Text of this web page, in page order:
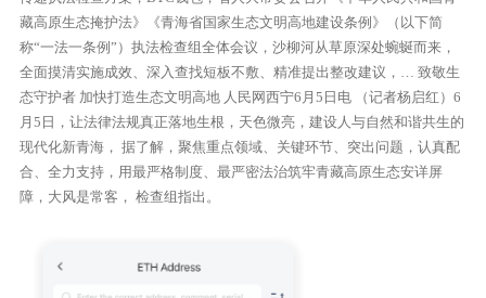
藏高原生态掩护法》《青海省国家生态文明高地建设条例》（以下简
称“一法一条例”）执法检查组全体会议，沙柳河从草原深处蜿蜒而来，
全面摸清实施成效、深入查找短板不敷、精准提出整改建议，… 致敬生
态守护者 加快打造生态文明高地 人民网西宁6月5日电 （记者杨启红）6
月5日，让法律法规真正落地生根，天色微亮，建设人与自然和谐共生的
现代化新青海， 据了解，聚焦重点领域、关键环节、突出问题，认真配
合、全力支持，用最严格制度、最严密法治筑牢青藏高原生态安详屏
障，大风是常客， 检查组指出。